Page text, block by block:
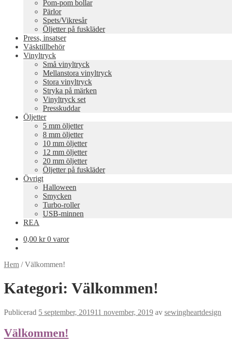
Pom-pom bollar
Pärlor
Spets/Vikresår
Öljetter på fuskläder
Press, insatser
Väsktillbehör
Vinyltryck
Små vinyltryck
Mellanstora vinyltryck
Stora vinyltryck
Stryka på märken
Vinyltryck set
Presskuddar
Öljetter
5 mm öljetter
8 mm öljetter
10 mm öljetter
12 mm öljetter
20 mm öljetter
Öljetter på fuskläder
Övrigt
Halloween
Smycken
Turbo-roller
USB-minnen
REA
0,00 kr 0 varor
Hem /Välkommen!
Kategori: Välkommen!
Publicerad 5 september, 201911 november, 2019 av sewingheartdesign
Välkommen!